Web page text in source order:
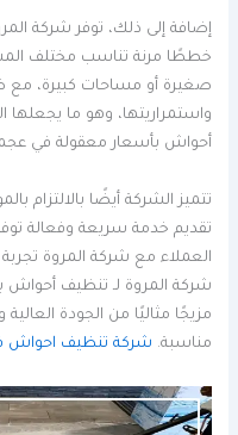
إضافة إلى ذلك، توفر شركة
خططًا مرنة تناسب مختلف
صغيرة أو مساحات كبيرة، مع
واستمراريتها، وهو ما يجعلها
أحواش بأسعار معقولة في
تتميز الشركة أيضًا بالالتزام
تقديم خدمة سريعة وفعالة
العملاء مع شركة المروة
شركة المروة لـ تنظيف
مزيجًا مثاليًا من الجودة العالية
مناسبة. شركة تنظيف احواش